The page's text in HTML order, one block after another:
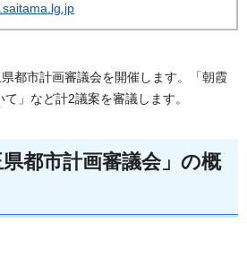
都市計画審議会を開催します。「朝霞
」など計2議案を審議します。
県都市計画審議会」の概